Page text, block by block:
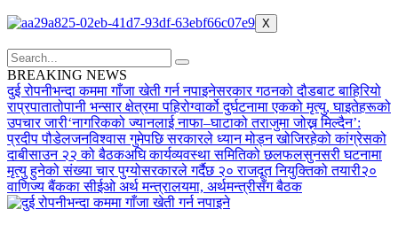
X
BREAKING NEWS
दुई रोपनीभन्दा कममा गाँजा खेती गर्न नपाइनेसरकार गठनको दौडबाट बाहिरियो
राप्रपातातोपानी भन्सार क्षेत्रमा पहिरोग्वार्को दुर्घटनामा एकको मृत्यु, घाइतेहरूको
उपचार जारी‘नागरिकको ज्यानलाई नाफा–घाटाको तराजुमा जोख्न मिल्दैन’:
प्रदीप पौडेलजनविश्वास गुमेपछि सरकारले ध्यान मोड्न खोजिरहेको कांग्रेसको
दाबीसाउन २२ को बैठकअघि कार्यव्यवस्था समितिको छलफलसुनसरी घटनामा
मृत्यु हुनेको संख्या चार पुग्योसरकारले गर्दैछ २० राजदूत नियुक्तिको तयारी२०
वाणिज्य बैंकका सीईओ अर्थ मन्त्रालयमा, अर्थमन्त्रीसँग बैठक